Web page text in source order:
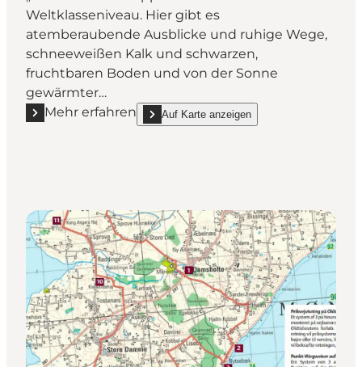
Weltklasseniveau. Hier gibt es
atemberaubende Ausblicke und ruhige Wege,
schneeweißen Kalk und schwarzen,
fruchtbaren Boden und von der Sonne
gewärmter…
Mehr erfahren
Mehr erfahren "Die Panoramaroute 426 – „Drama
Auf Karte anzeigen
show Die Panoramaroute 426 – „Drama auf